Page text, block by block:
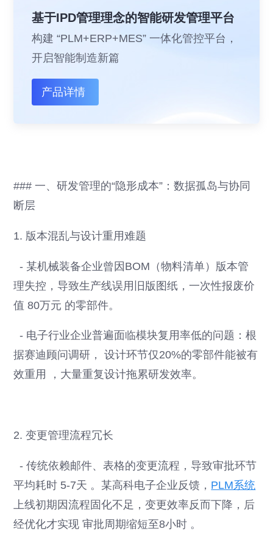
基于IPD管理理念的智能研发管理平台
构建 “PLM+ERP+MES” 一体化管控平台，
开启智能制造新篇
产品详情
### 一、研发管理的“隐形成本”：数据孤岛与协同
断层
1. 版本混乱与设计重用难题
- 某机械装备企业曾因BOM（物料清单）版本管
理失控，导致生产线误用旧版图纸，一次性报废价
值 80万元 的零部件。
- 电子行业企业普遍面临模块复用率低的问题：根
据赛迪顾问调研， 设计环节仅20%的零部件能被有
效重用 ，大量重复设计拖累研发效率。
2. 变更管理流程冗长
- 传统依赖邮件、表格的变更流程，导致审批环节
平均耗时 5-7天 。某高科电子企业反馈， PLM系统
上线初期因流程固化不足，变更效率反而下降，后
经优化才实现 审批周期缩短至8小时 。